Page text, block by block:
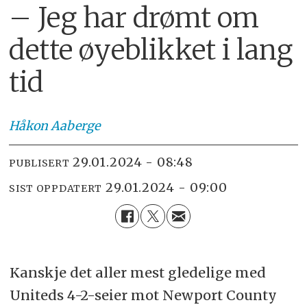
– Jeg har drømt om
dette øyeblikket i lang
tid
HåkonAaberge
PUBLISERT 29.01.2024 - 08:48
SIST OPPDATERT 29.01.2024 - 09:00
Kanskje det aller mest gledelige med
Uniteds 4-2-seier mot Newport County